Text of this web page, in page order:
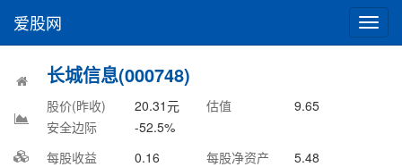
切
换
爱股网
长城信息(000748)
股价(昨收) 20.31元 估值
9.65
安全边际
-52.5%
每股收益
0.16 每股净资产
5.48